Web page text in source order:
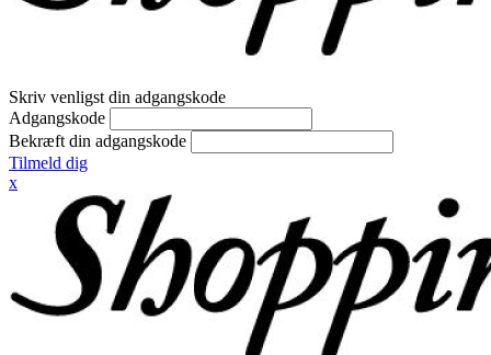
Skriv venligst din adgangskode
Adgangskode
Bekræft din adgangskode
Tilmeld dig
x